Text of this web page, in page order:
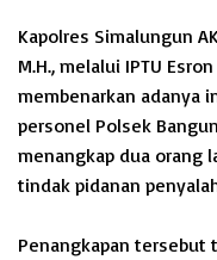
Kapolres Simalungun
M.H., melalui IPTU
membenarkan adanya
personel Polsek
menangkap dua orang
tindak pidanan
Penangkapan tersebut